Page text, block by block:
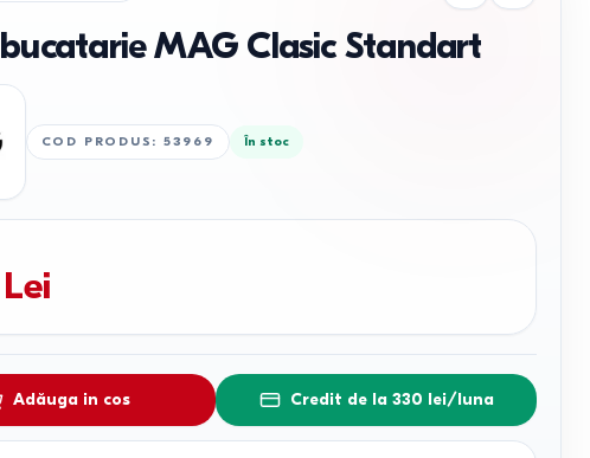
MAG Clasic Standart
COD PRODUS : 53969 În stoc
Lei
Adăuga in cos Credit de la 330 lei/luna